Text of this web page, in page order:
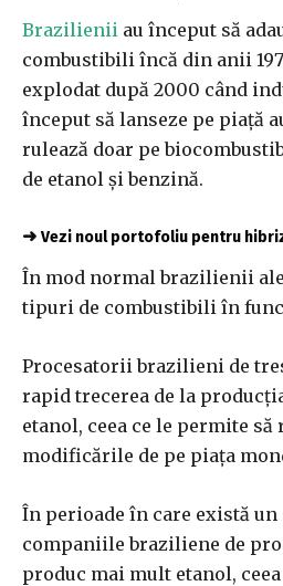
Brazilienii au început să
combustibili încă din anii
explodat după 2000 când
început să lanseze pe piaţă
rulează doar pe
de etanol şi benzină.
➜ Vezi noul portofoliu pentru
În mod normal brazilienii
tipuri de combustibili în
Procesatorii brazilieni de
rapid trecerea de la
etanol, ceea ce le permite să
modificările de pe piaţa
În perioade în care există un
companiile braziliene de
produc mai mult etanol,